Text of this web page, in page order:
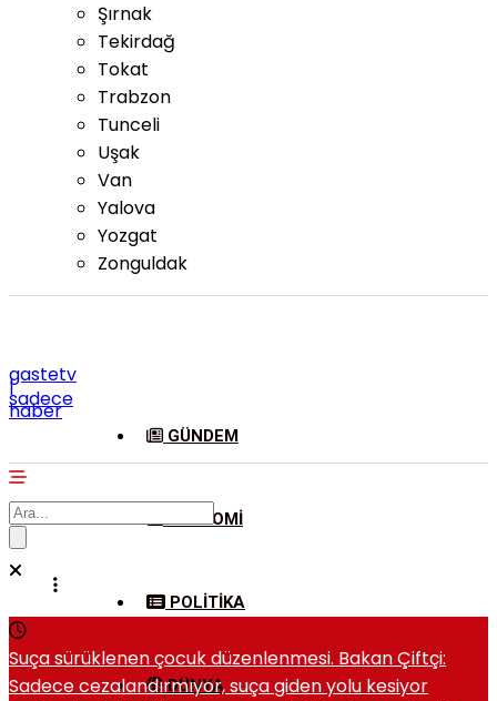
Şırnak
Tekirdağ
Tokat
Trabzon
Tunceli
Uşak
Van
Yalova
Yozgat
Zonguldak
gastetv
|
sadece
haber
GÜNDEM
EKONOMI
POLITIKA
DÜNYA
Suça sürüklenen çocuk düzenlenmesi. Bakan Çiftçi:
Sadece cezalandırmıyor, suça giden yolu kesiyor